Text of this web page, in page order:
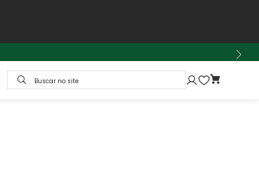
Buscar no site